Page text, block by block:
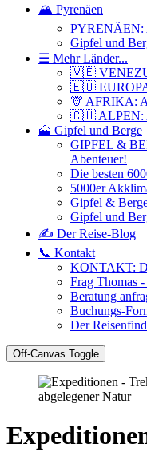
🏔️ Pyrenäen
PYRENÄEN:
Gipfel und
☰ Mehr Länder...
🇻🇪
🇪🇺
🦒 AFRIKA:
🇨🇭 ALPEN:
🗻 Gipfel und Berge
GIPFEL &
Abenteuer!
Die besten
5000er
Gipfel &
Gipfel und
✍️ Der Reise-Blog
📞 Kontakt
KONTAKT:
Frag Thomas
Beratung
Buchungs-
Der
Off-Canvas Toggle